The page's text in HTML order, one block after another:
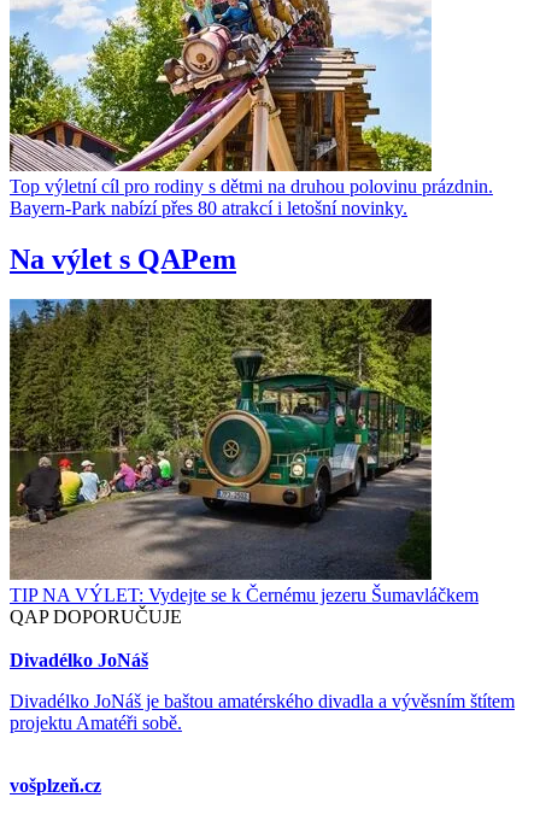
Top výletní cíl pro rodiny s dětmi na druhou polovinu prázdnin.
Bayern-Park nabízí přes 80 atrakcí i letošní novinky.
Na výlet s QAPem
TIP NA VÝLET: Vydejte se k Černému jezeru Šumavláčkem
QAP DOPORUČUJE
Divadélko JoNáš
Divadélko JoNáš je baštou amatérského divadla a vývěsním štítem
projektu Amatéři sobě.
vošplzeň.cz